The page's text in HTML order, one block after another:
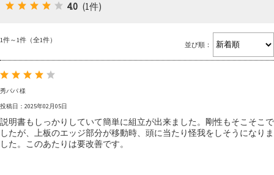
4.0 (1件)
1件～1件（全1件）
並び順：
秀パパ 様
投稿日：2025年02月05日
説明書もしっかりしていて簡単に組立が出来ました。剛性もそこそこで
したが、上板のエッジ部分が移動時、頭に当たり怪我をしそうになりま
した。このあたりは要改善です。